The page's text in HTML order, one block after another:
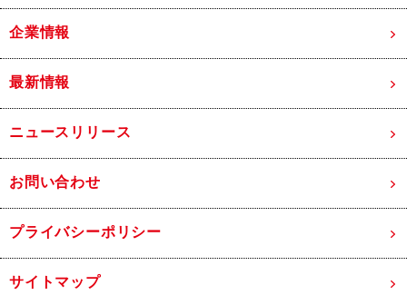
企業情報
最新情報
ニュースリリース
お問い合わせ
プライバシーポリシー
サイトマップ